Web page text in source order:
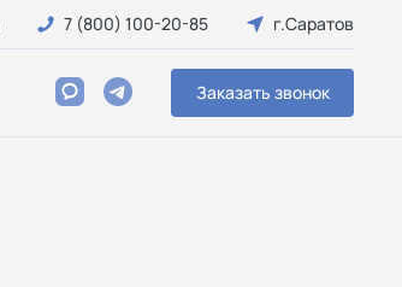
7 (800) 100-20-85 г.Саратов
Заказать звонок